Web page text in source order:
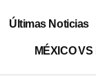
Últimas Noticias
MÉXICO